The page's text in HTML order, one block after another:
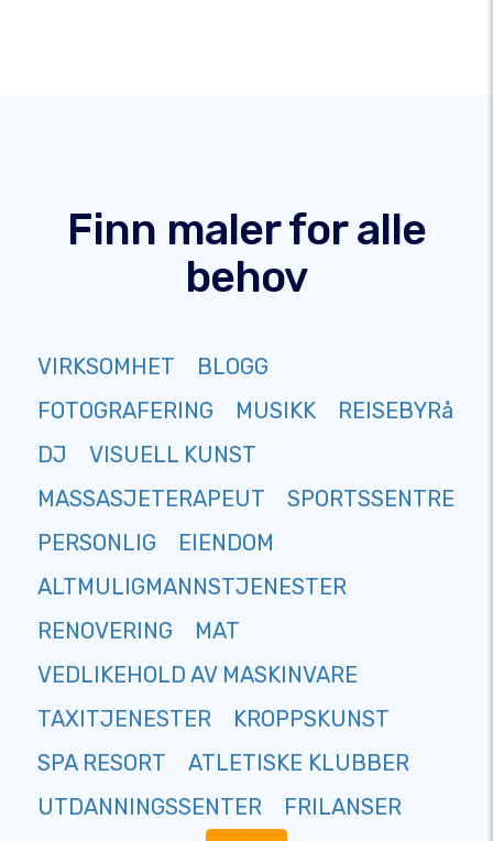
Finn maler for alle
behov
VIRKSOMHET
BLOGG
FOTOGRAFERING
MUSIKK
REISEBYRå
DJ
VISUELL KUNST
MASSASJETERAPEUT
SPORTSSENTRE
PERSONLIG
EIENDOM
ALTMULIGMANNSTJENESTER
RENOVERING
MAT
VEDLIKEHOLD AV MASKINVARE
TAXITJENESTER
KROPPSKUNST
SPA RESORT
ATLETISKE KLUBBER
UTDANNINGSSENTER
FRILANSER